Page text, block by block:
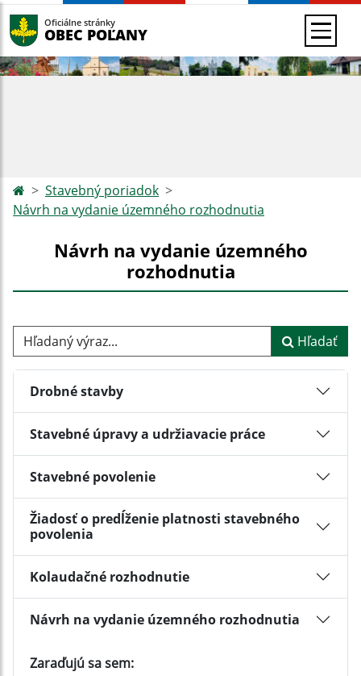
Oficiálne stránky
OBEC POĽANY
Stavebný poriadok
Návrh na vydanie územného rozhodnutia
Návrh na vydanie územného
rozhodnutia
Hľadaný výraz... Hľadať
Drobné stavby
Stavebné úpravy a udržiavacie práce
Stavebné povolenie
Žiadosť o predĺženie platnosti stavebného
povolenia
Kolaudačné rozhodnutie
Návrh na vydanie územného rozhodnutia
Zaraďujú sa sem: